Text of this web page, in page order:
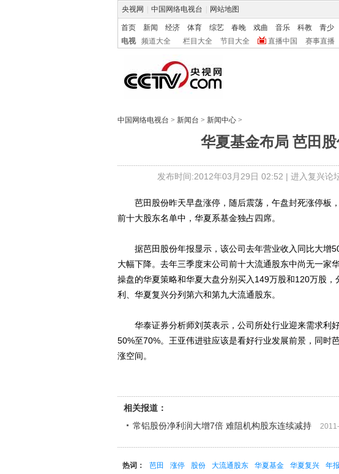
央视网 中国网络电视台 网站地图
首页 新闻 经济 体育 综艺 春晚 戏曲 音乐 科教 青少
电视
频道大全 栏目大全 节目大全 直播中国 赛事直播
中国网络电视台 > 新闻台 > 新闻中心 >
华夏基金布局 芭田
发布时间:2012年03月29日 02:52 | 进入复兴论
芭田股份昨天早盘涨停，随后震荡，午盘封死涨停板
前十大股东名单中，华夏系基金独占四席。
据芭田股份年报显示，该公司去年营业收入同比大增
大幅下降。去年三季度末公司前十大流通股东中尚无一家
操盘的华夏策略和华夏大盘分别买入149万股和120万股
利、华夏复兴分列第六和第九大流通股东。
华泰证券分析师刘英表示，公司所处行业迎来需求利
50%至70%。王亚伟进驻应该是看好行业发展前景，同时
涨空间。
相关报道：
常铝股份净利润大增7倍 难阻机构股东连续减持
热词： 芭田 涨停 股份 大流通股东 华夏基金 华夏复兴 年